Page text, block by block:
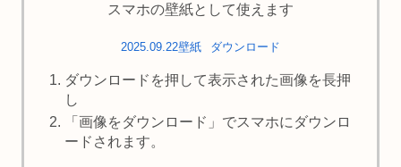
スマホの壁紙として使えます
2025.09.22壁紙 ダウンロード
ダウンロードを押して表示された画像を長押
し
「画像をダウンロード」でスマホにダウンロ
ードされます。